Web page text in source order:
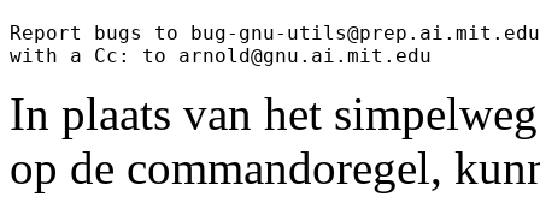
Report bugs to bug-gnu-
In plaats van het
op de commandoregel,